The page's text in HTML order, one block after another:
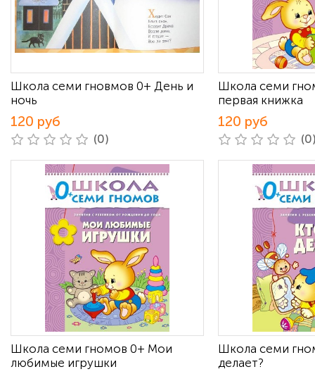
Школа семи гновмов 0+ День и
ночь
120 руб
(0)
Школа семи
первая книжка
120 руб
Школа семи гномов 0+ Мои
любимые игрушки
Школа семи
делает?